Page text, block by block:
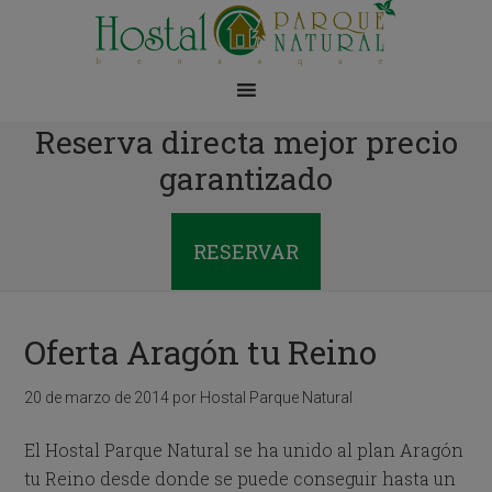
Reserva directa mejor precio
garantizado
RESERVAR
Oferta Aragón tu Reino
20 de marzo de 2014 por Hostal Parque Natural
El Hostal Parque Natural se ha unido al plan Aragón
tu Reino desde donde se puede conseguir hasta un